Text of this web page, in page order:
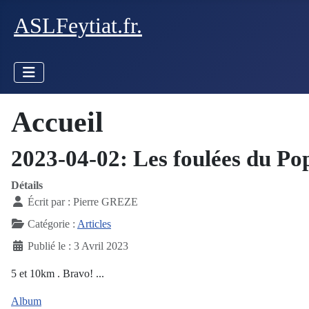
ASLFeytiat.fr.
Accueil
2023-04-02: Les foulées du
Détails
Écrit par : Pierre GREZE
Catégorie : Articles
Publié le : 3 Avril 2023
5 et 10km . Bravo! ...
Album